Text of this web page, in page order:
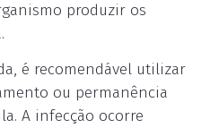
produzir os
é recomendável utilizar
ou permanência
A infecção ocorre